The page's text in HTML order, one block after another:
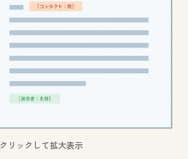
クリックして拡大表示